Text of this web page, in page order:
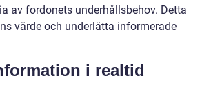
av fordonets underhållsbehov. Detta
värde och underlätta informerade
i realtid